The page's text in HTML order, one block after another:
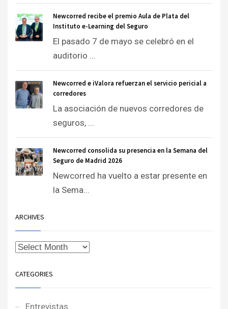
Newcorred recibe el premio Aula de Plata del
Instituto e-Learning del Seguro
El pasado 7 de mayo se celebró en el
auditorio ...
Newcorred e iValora refuerzan el servicio pericial a
corredores
La asociación de nuevos corredores de
seguros, ...
Newcorred consolida su presencia en la Semana del
Seguro de Madrid 2026
Newcorred ha vuelto a estar presente en
la Sema...
ARCHIVES
CATEGORIES
Entrevistas